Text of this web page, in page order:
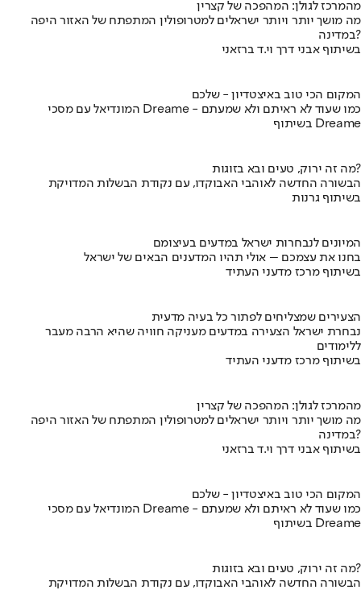
מהמרכז לגולן: המהפכה של קצרין
מה מושך יותר ויותר ישראלים למטרופולין המתפתח של האזור היפה
במדינה?
בשיתוף אבני דרך וי.ד ברזאני
המקום הכי טוב באיצטדיון - שלכם
המונדיאל עם מסכי Dreame - כמו שעוד לא ראיתם ולא שמעתם
בשיתוף Dreame
מה זה ירוק, טעים ובא בזוגות?
הבשורה החדשה לאוהבי האבוקדו, עם נקודת הבשלות המדויקת
בשיתוף גרנות
המיונים לנבחרות ישראל במדעים בעיצומם
בחנו את עצמכם – אולי תהיו המדענים הבאים של ישראל
בשיתוף מרכז מדעני העתיד
הצעירים שמצליחים לפתור כל בעיה מדעית
נבחרת ישראל הצעירה במדעים מעניקה חוויה שהיא הרבה מעבר
ללימודים
בשיתוף מרכז מדעני העתיד
מהמרכז לגולן: המהפכה של קצרין
מה מושך יותר ויותר ישראלים למטרופולין המתפתח של האזור היפה
במדינה?
בשיתוף אבני דרך וי.ד ברזאני
המקום הכי טוב באיצטדיון - שלכם
המונדיאל עם מסכי Dreame - כמו שעוד לא ראיתם ולא שמעתם
בשיתוף Dreame
מה זה ירוק, טעים ובא בזוגות?
הבשורה החדשה לאוהבי האבוקדו, עם נקודת הבשלות המדויקת